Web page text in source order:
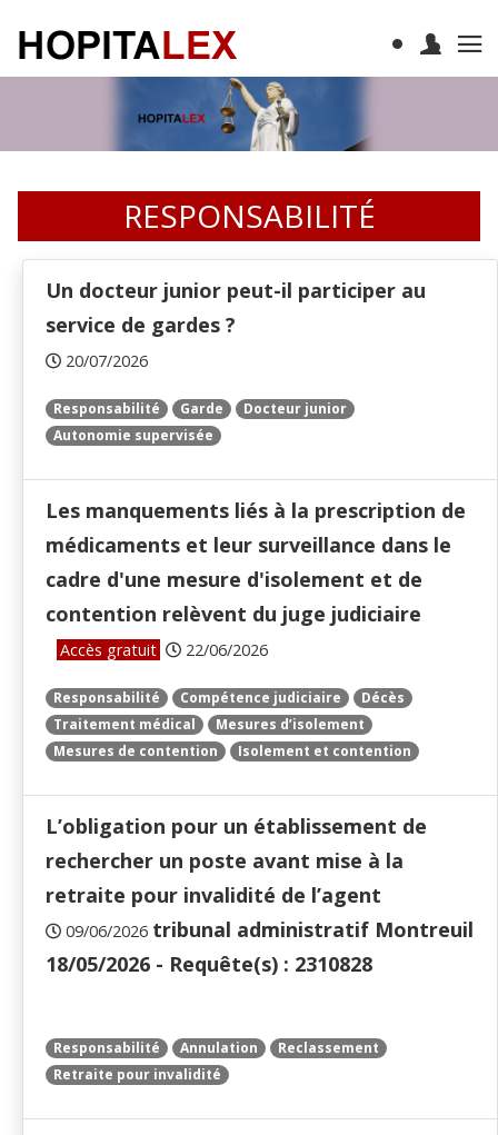
RESPONSABILITÉ
Un docteur junior peut-il participer au
service de gardes ?
20/07/2026
Responsabilité Garde
Docteur junior
Autonomie supervisée
Les manquements liés à la prescription de
médicaments et leur surveillance dans le
cadre d'une mesure d'isolement et de
contention relèvent du juge judiciaire
Accès gratuit 22/06/2026
Responsabilité Compétence judiciaire
Décès
Traitement médical
Mesures d’isolement
Mesures de contention
Isolement et contention
L’obligation pour un établissement de
rechercher un poste avant mise à la
retraite pour invalidité de l’agent
09/06/2026 tribunal administratif Montreuil
18/05/2026 - Requête(s) : 2310828
Responsabilité Annulation
Reclassement
Retraite pour invalidité